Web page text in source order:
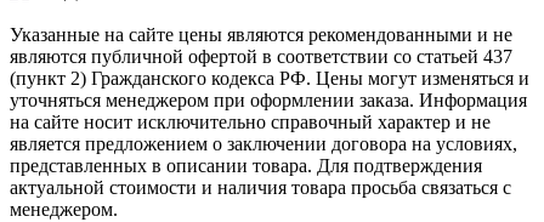
Указанные на сайте цены являются рекомендованными и не
являются публичной офертой в соответствии со статьей 437
(пункт 2) Гражданского кодекса РФ. Цены могут изменяться и
уточняться менеджером при оформлении заказа. Информация
на сайте носит исключительно справочный характер и не
является предложением о заключении договора на условиях,
представленных в описании товара. Для подтверждения
актуальной стоимости и наличия товара просьба связаться с
менеджером.